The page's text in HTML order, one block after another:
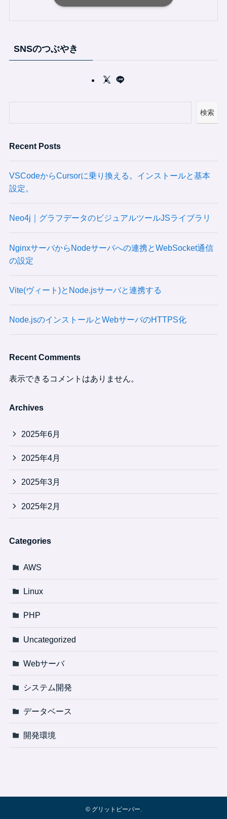
SNSのつぶやき
検索
Recent Posts
VSCodeからCursorに乗り換える。インストールと基本
設定。
Neo4j｜グラフデータのビジュアルツールJSライブラリ
NginxサーバからNodeサーバへの連携とWebSocket通信
の設定
Vite(ヴィート)とNode.jsサーバと連携する
Node.jsのインストールとWebサーバのHTTPS化
Recent Comments
表示できるコメントはありません。
Archives
2025年6月
2025年4月
2025年3月
2025年2月
Categories
AWS
Linux
PHP
Uncategorized
Webサーバ
システム開発
データベース
開発環境
©グリットビーバー.